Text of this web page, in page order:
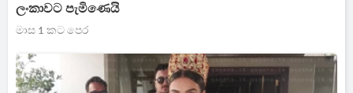
ලංකාවට පැමිණෙයි
මාස 1 කට පෙර